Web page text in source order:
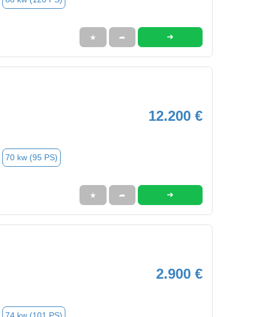
★ ➦ ➜
12.200 €
70 kw (95 PS)
★ ➦ ➜
2.900 €